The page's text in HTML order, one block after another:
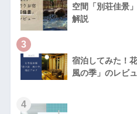
空間「別荘佳景
解説
3
宿泊してみた！
風の季」のレビ
4